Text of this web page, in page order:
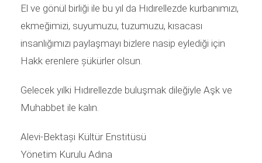
El ve gönül birliği ile bu yıl da Hıdırellezde kurbanımızı,
ekmeğimizi, suyumuzu, tuzumuzu, kısacası
insanlığımızı paylaşmayı bizlere nasip eylediği için
Hakk erenlere șükürler olsun.
Gelecek yılki Hıdırellezde buluşmak dileğiyle Aşk ve
Muhabbet ile kalın.
Alevi-Bektași Kültür Enstitüsü
Yönetim Kurulu Adına